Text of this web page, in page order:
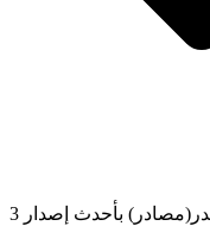
بأحدث إصدار